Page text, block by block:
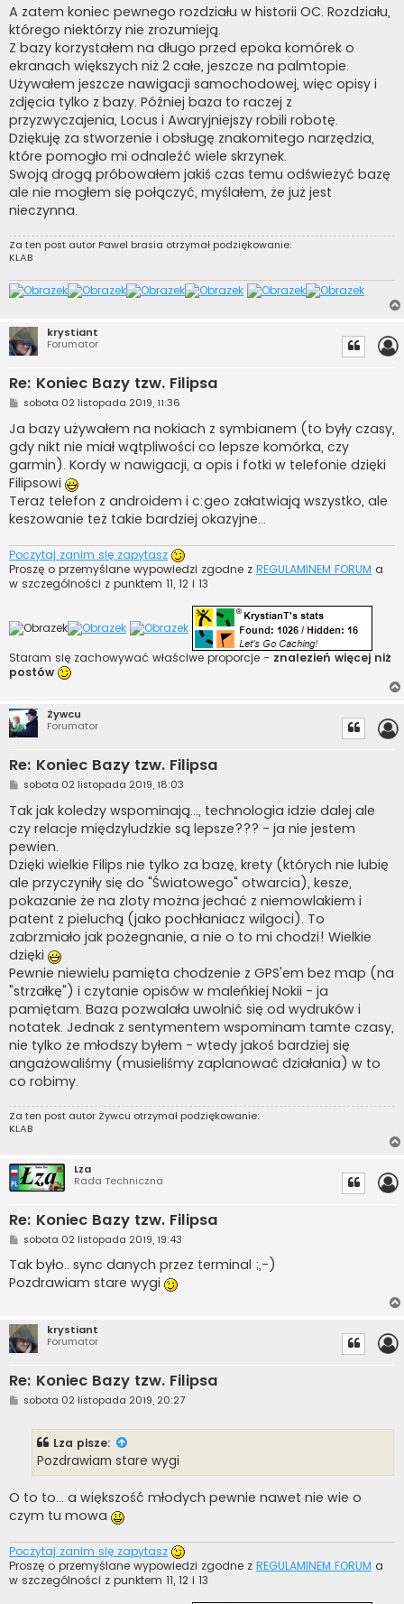
s
t
A zatem koniec pewnego rozdziału w historii OC. Rozdziału,
którego niektórzy nie zrozumieją.
Z bazy korzystałem na długo przed epoka komórek o
ekranach większych niż 2 całe, jeszcze na palmtopie.
Używałem jeszcze nawigacji samochodowej, więc opisy i
zdjęcia tylko z bazy. Później baza to raczej z
przyzwyczajenia, Locus i Awaryjniejszy robili robotę.
Dziękuję za stworzenie i obsługę znakomitego narzędzia,
które pomogło mi odnaleźć wiele skrzynek.
Swoją drogą próbowałem jakiś czas temu odświeżyć bazę
ale nie mogłem się połączyć, myślałem, że już jest
nieczynna.
Za ten post autor Pawel brasia otrzymał podziękowanie:
KLAB
krystiant
Forumator
Re: Koniec Bazy tzw. Filipsa
P
s
t
sobota 02 listopada 2019, 11:36
Ja bazy używałem na nokiach z symbianem (to były czasy,
gdy nikt nie miał wątpliwości co lepsze komórka, czy
garmin). Kordy w nawigacji, a opis i fotki w telefonie dzięki
Filipsowi
Teraz telefon z androidem i c:geo załatwiają wszystko, ale
keszowanie też takie bardziej okazyjne...
Poczytaj zanim się zapytasz
Proszę o przemyślane wypowiedzi zgodne z REGULAMINEM FORUM a
w szczególności z punktem 11, 12 i 13
Staram się zachowywać właściwe proporcje - znalezień więcej niż
postów
Żywcu
Forumator
Re: Koniec Bazy tzw. Filipsa
P
s
t
sobota 02 listopada 2019, 18:03
Tak jak koledzy wspominają..., technologia idzie dalej ale
czy relacje międzyludzkie są lepsze??? - ja nie jestem
pewien.
Dzięki wielkie Filips nie tylko za bazę, krety (których nie lubię
ale przyczyniły się do "Światowego" otwarcia), kesze,
pokazanie że na zloty można jechać z niemowlakiem i
patent z pieluchą (jako pochłaniacz wilgoci). To
zabrzmiało jak pożegnanie, a nie o to mi chodzi! Wielkie
dzięki
Pewnie niewielu pamięta chodzenie z GPS'em bez map (na
"strzałkę") i czytanie opisów w maleńkiej Nokii - ja
pamiętam. Baza pozwalała uwolnić się od wydruków i
notatek. Jednak z sentymentem wspominam tamte czasy,
nie tylko że młodszy byłem - wtedy jakoś bardziej się
angażowaliśmy (musieliśmy zaplanować działania) w to
co robimy.
Za ten post autor Żywcu otrzymał podziękowanie:
KLAB
Lza
Rada Techniczna
Re: Koniec Bazy tzw. Filipsa
P
s
t
sobota 02 listopada 2019, 19:43
Tak było.. sync danych przez terminal ;,-)
Pozdrawiam stare wygi
krystiant
Forumator
Re: Koniec Bazy tzw. Filipsa
Psobota 02 listopada 2019, 20:27
Lza pisze:
Pozdrawiam stare wygi
O to to... a większość młodych pewnie nawet nie wie o
czym tu mowa
Poczytaj zanim się zapytasz
Proszę o przemyślane wypowiedzi zgodne z REGULAMINEM FORUM a
w szczególności z punktem 11, 12 i 13